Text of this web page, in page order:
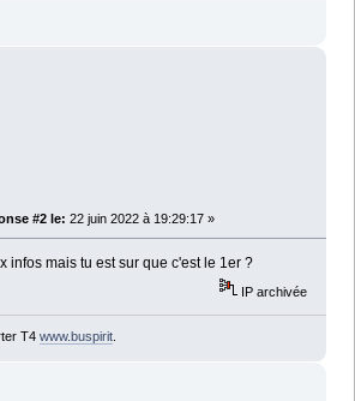
#2 le: 22 juin 2022 à 19:29:17 »
infos mais tu est sur que c'est le 1er ?
IP archivée
T4 www.buspirit.